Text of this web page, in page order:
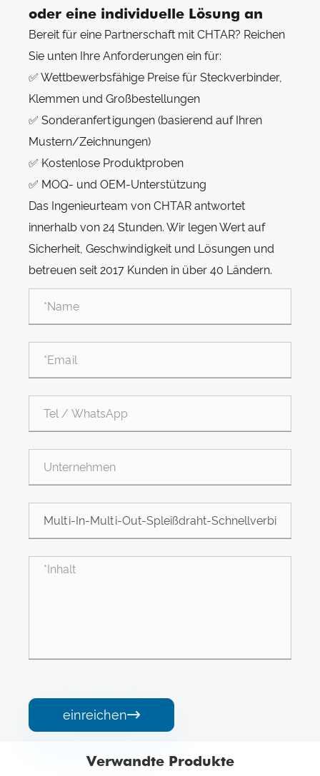
oder eine individuelle Lösung an
Bereit für eine Partnerschaft mit CHTAR? Reichen
Sie unten Ihre Anforderungen ein für:
✅ Wettbewerbsfähige Preise für Steckverbinder,
Klemmen und Großbestellungen
✅ Sonderanfertigungen (basierend auf Ihren
Mustern/Zeichnungen)
✅ Kostenlose Produktproben
✅ MOQ- und OEM-Unterstützung
Das Ingenieurteam von CHTAR antwortet
innerhalb von 24 Stunden. Wir legen Wert auf
Sicherheit, Geschwindigkeit und Lösungen und
betreuen seit 2017 Kunden in über 40 Ländern.
einreichen
Verwandte Produkte